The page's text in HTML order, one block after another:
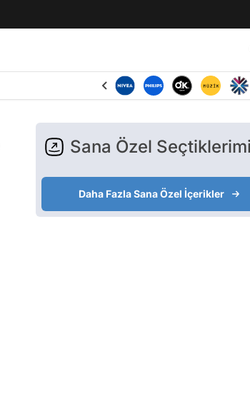
Sana Özel
Daha Fazla Sana Özel İçerikler